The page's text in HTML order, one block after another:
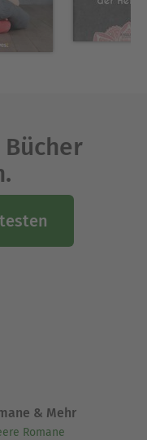
ist,
ermutigen,
Kräfte und
& Mehr
Romane